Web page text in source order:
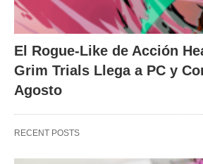
El Rogue-Like de Acción
Grim Trials Llega a PC y
Agosto
RECENT POSTS